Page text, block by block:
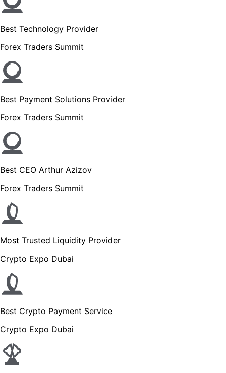
Best Technology Provider
Forex Traders Summit
Best Payment Solutions Provider
Forex Traders Summit
Best CEO Arthur Azizov
Forex Traders Summit
Most Trusted Liquidity Provider
Crypto Expo Dubai
Best Crypto Payment Service
Crypto Expo Dubai